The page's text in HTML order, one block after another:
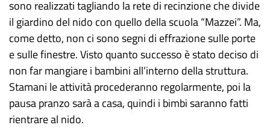
sono realizzati tagliando la rete di recinzione che divide
il giardino del nido con quello della scuola “Mazzei”. Ma,
come detto, non ci sono segni di effrazione sulle porte
e sulle finestre. Visto quanto successo è stato deciso di
non far mangiare i bambini all’interno della struttura.
Stamani le attività procederanno regolarmente, poi la
pausa pranzo sarà a casa, quindi i bimbi saranno fatti
rientrare al nido.